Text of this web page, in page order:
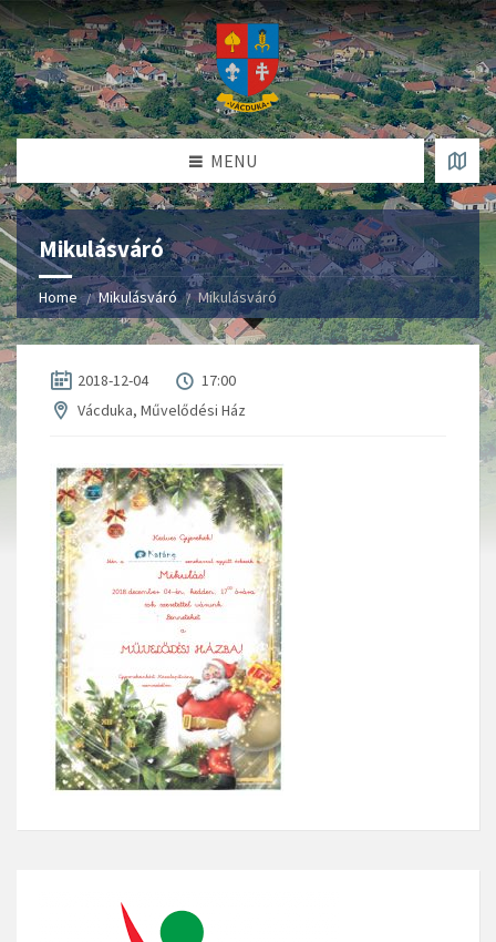
MENU
Mikulásváró
Home Mikulásváró Mikulásváró
2018-12-04
17:00
Vácduka, Művelődési Ház